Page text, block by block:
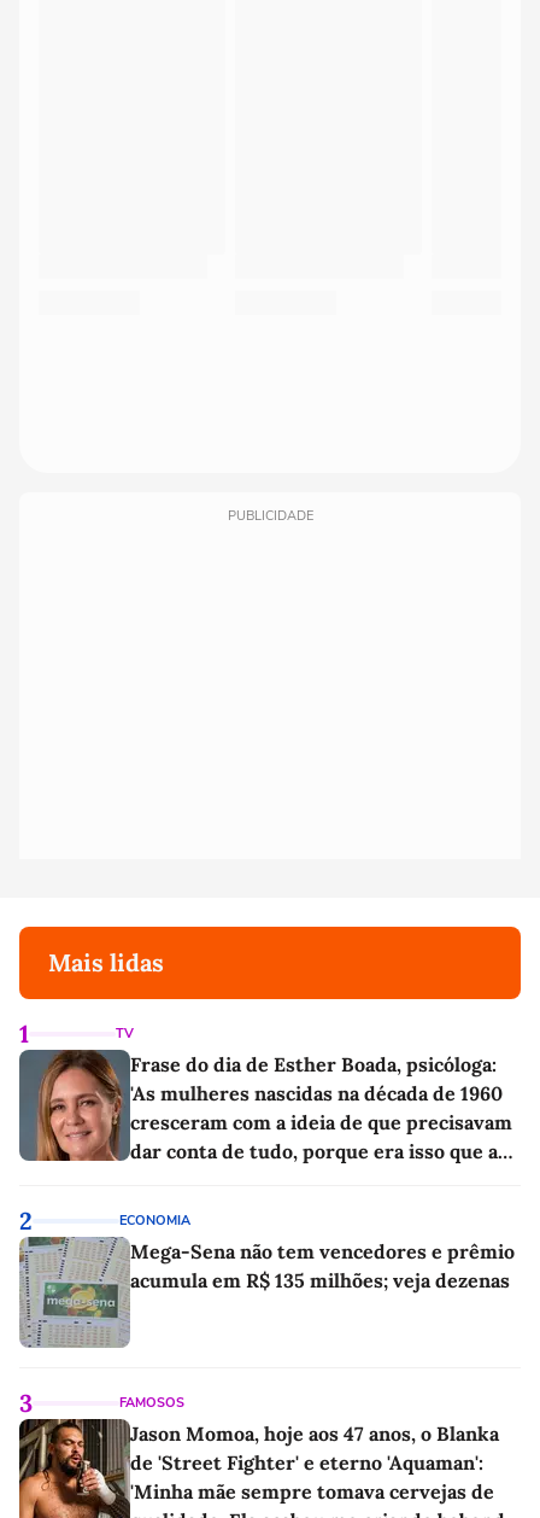
PUBLICIDADE
Mais lidas
1 TV
Frase do dia de Esther Boada, psicóloga:
'As mulheres nascidas na década de 1960
cresceram com a ideia de que precisavam
dar conta de tudo, porque era isso que a
2 ECONOMIA
Mega-Sena não tem vencedores e prêmio
acumula em R$ 135 milhões; veja dezenas
3 FAMOSOS
Jason Momoa, hoje aos 47 anos, o Blanka
de 'Street Fighter' e eterno 'Aquaman':
'Minha mãe sempre tomava cervejas de